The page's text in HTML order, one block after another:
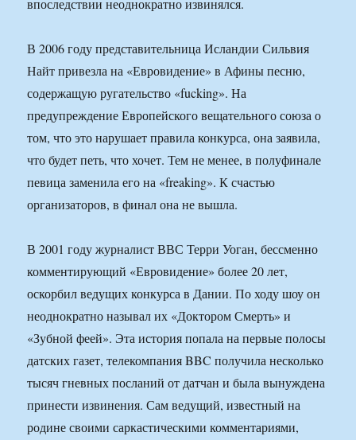
впоследствии неоднократно извинялся.
В 2006 году представительница Исландии Сильвия
Найт привезла на «Евровидение» в Афины песню,
содержащую ругательство «fucking». На
предупреждение Европейского вещательного союза о
том, что это нарушает правила конкурса, она заявила,
что будет петь, что хочет. Тем не менее, в полуфинале
певица заменила его на «freaking». К счастью
организаторов, в финал она не вышла.
В 2001 году журналист ВВС Терри Уоган, бессменно
комментирующий «Евровидение» более 20 лет,
оскорбил ведущих конкурса в Дании. По ходу шоу он
неоднократно называл их «Доктором Смерть» и
«Зубной феей». Эта история попала на первые полосы
датских газет, телекомпания BBC получила несколько
тысяч гневных посланий от датчан и была вынуждена
принести извинения. Сам ведущий, известный на
родине своими саркастическими комментариями,